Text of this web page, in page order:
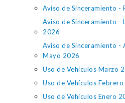
Aviso de Sinceramiento -
Aviso de Sinceramiento -
2026
Aviso de Sinceramiento -
Mayo 2026
Uso de Vehículos Marzo
Uso de Vehículos
Uso de Vehículos Enero